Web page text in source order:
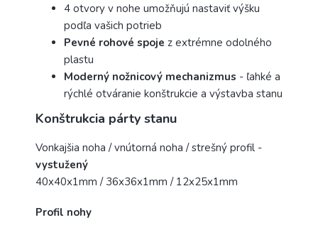
4 otvory v nohe umožňujú nastaviť výšku
podľa vašich potrieb
Pevné rohové spoje z extrémne odolného
plastu
Moderný nožnicový mechanizmus - ľahké a
rýchlé otváranie konštrukcie a výstavba stanu
Konštrukcia párty stanu
Vonkajšia noha / vnútorná noha / strešný profil -
vystužený
40x40x1mm / 36x36x1mm / 12x25x1mm
Profil nohy